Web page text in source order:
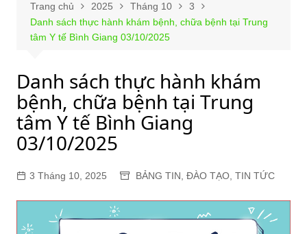
Trang chủ 2025 Tháng 10
3
Danh sách thực hành khám bệnh, chữa bệnh tại Trung
tâm Y tế Bình Giang 03/10/2025
Danh sách thực hành khám
bệnh, chữa bệnh tại Trung
tâm Y tế Bình Giang
03/10/2025
3 Tháng 10, 2025 BẢNG TIN ĐÀO TẠO, TIN TỨC